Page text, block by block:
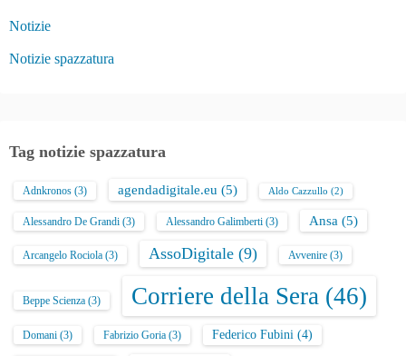
Notizie
Notizie spazzatura
Tag notizie spazzatura
Adnkronos (3) agendadigitale.eu (5) Aldo Cazzullo (2)
Alessandro De Grandi (3) Alessandro Galimberti (3) Ansa (5)
Arcangelo Rociola (3) AssoDigitale (9) Avvenire (3)
Beppe Scienza (3) Corriere della Sera (46)
Domani (3) Fabrizio Goria (3) Federico Fubini (4)